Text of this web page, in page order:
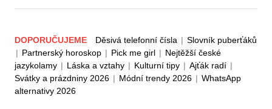
DOPORUČUJEME Děsivá telefonní čísla | Slovník puberťáků
| Partnerský horoskop | Pick me girl | Nejtěžší české
jazykolamy | Láska a vztahy | Kulturní tipy | Ajťák radí |
Svátky a prázdniny 2026 | Módní trendy 2026 | WhatsApp
alternativy 2026